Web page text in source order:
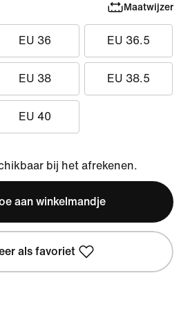
Maatwijzer
EU 36 EU 36.5
EU 38 EU 38.5
EU 40
bij het afrekenen.
aan winkelmandje
als favoriet